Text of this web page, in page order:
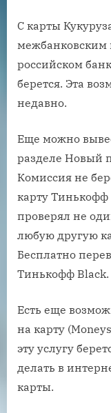
С карты
межбанковским
российском
берется. Эта
недавно.
Еще можно
разделе Новый
Комиссия не
карту Тинькофф
проверял не
любую другую
Бесплатно
Тинькофф Black.
Есть еще
на карту
эту услугу
делать в
карты.